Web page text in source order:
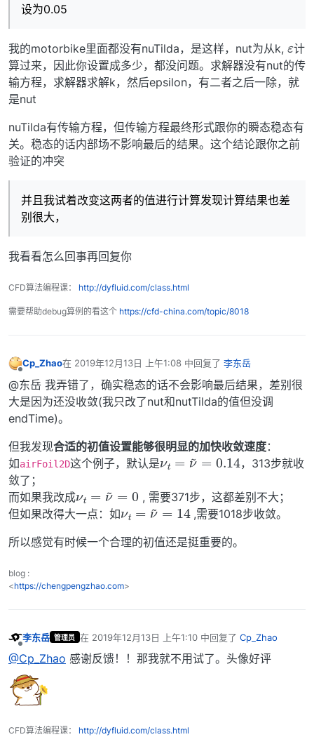
设为0.05
我的motorbike里面都没有nuTilda，是这样，nut为从k,
计
算过来，因此你设置成多少，都没问题。求解器没有nut的传
输方程，求解器求解k，然后epsilon，有二者之后一除，就
是nut
nuTilda有传输方程，但传输方程最终形式跟你的瞬态稳态有
关。稳态的话内部场不影响最后的结果。这个结论跟你之前
验证的冲突
并且我试着改变这两者的值进行计算发现计算结果也差
别很大，
我看看怎么回事再回复你
CFD算法编程课： http://dyfluid.com/class.html
需要帮助debug算例的看这个 https://cfd-china.com/topic/8018
Cp_Zhao在 2019年12月13日 上午1:08 中回复了 李东岳
最后由 编辑
@东岳 我弄错了，确实稳态的话不会影响最后结果，差别很
大是因为还没收敛(我只改了nut和nutTilda的值但没调
endTime)。
但我发现合适的初值设置能够很明显的加快收敛速度：
如airFoil2D这个例子，默认是
νt=ν~=0.14
，313步就收
敛了；
而如果我改成
, 需要371步，这都差别不大；
但如果改得大一点：如
ν t= ν~=14
,需要1018步收敛。
所以感觉有时候一个合理的初值还是挺重要的。
blog :
<https://chengpengzhao.com>
李东岳 管理员 在 2019年12月13日 上午1:10中回复了 Cp_Zhao
最后由 编辑
@Cp_Zhao 感谢反馈！！那我就不用试了。头像好评
CFD算法编程课： http://dyfluid.com/class.html